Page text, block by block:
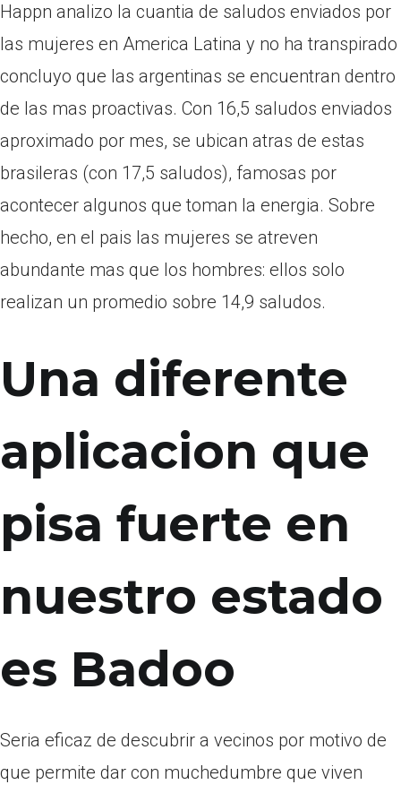
Happn analizo la cuanti­a de saludos enviados por
las mujeres en America Latina y no ha transpirado
concluyo que las argentinas se encuentran dentro
de las mas proactivas. Con 16,5 saludos enviados
aproximado por mes, se ubican atras de estas
brasileras (con 17,5 saludos), famosas por
acontecer algunos que toman la energia. Sobre
hecho, en el pais las mujeres se atreven
abundante mas que los hombres: ellos solo
realizan un promedio sobre 14,9 saludos.
Una diferente
aplicacion que
pisa fuerte en
nuestro estado
es Badoo
Seri­a eficaz de descubrir a vecinos por motivo de
que permite dar con muchedumbre que viven